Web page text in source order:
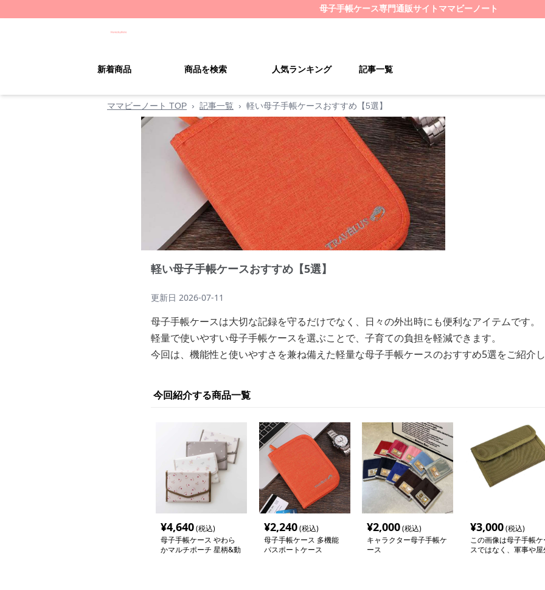
母子手帳ケース専門通販サイト ママビーノート
新着商品 商品を検索 人気ランキング 記事一覧
ママビーノート TOP › 記事一覧 › 軽い母子手帳ケースおすすめ【5選】
軽い母子手帳ケースおすすめ【5選】
更新日 2026-07-11
母子手帳ケースは大切な記録を守るだけでなく、日々の外出時にも便利なアイテムです。
軽量で使いやすい母子手帳ケースを選ぶことで、子育ての負担を軽減できます。
今回は、機能性と使いやすさを兼ね備えた軽量な母子手帳ケースのおすすめ5選をご紹介
今回紹介する商品一覧
¥4,640(税込)
母子手帳ケース やわら
かマルチポーチ 星柄&動
¥2,240(税込)
母子手帳ケース 多機能
パスポートケース
¥2,000(税込)
キャラクター母子手帳ケ
ース
¥3,000(税込)
この画像は母子手帳ケ
スではなく、軍事や屋